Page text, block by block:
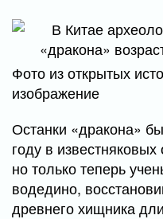
Фото из открытых
изображение
Останки «дракона»
году в
но только теперь
водедино,
древнего хищника